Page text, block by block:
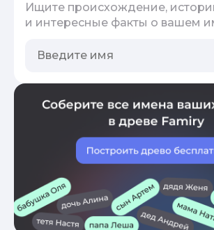
Ищите происхождение,
и интересные факты о вашем